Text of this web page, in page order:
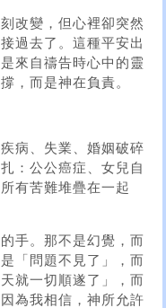
改變，但心裡卻突然
過去了。這種平安出
來自禱告時心中的靈
，而是神在負責。
病、失業、婚姻破碎
：公公癌症、女兒自
有苦難堆疊在一起
手。那不是幻覺，而
「問題不見了」，而
就一切順遂了」，而
為我相信，神所允許